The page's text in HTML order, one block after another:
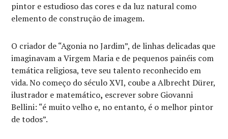
pintor e estudioso das cores e da luz natural como
elemento de construção de imagem.
O criador de “Agonia no Jardim”, de linhas delicadas que
imaginavam a Virgem Maria e de pequenos painéis com
temática religiosa, teve seu talento reconhecido em
vida. No começo do século XVI, coube a Albrecht Dürer,
ilustrador e matemático, escrever sobre Giovanni
Bellini: “é muito velho e, no entanto, é o melhor pintor
de todos”.